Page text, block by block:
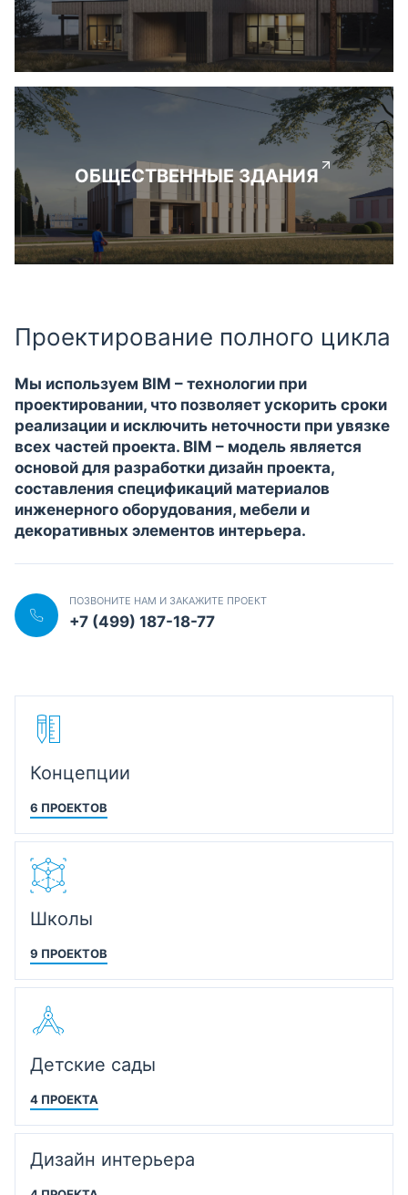
ОБЩЕСТВЕННЫЕ ЗДАНИЯ
Проектирование полного цикла
Мы используем BIM – технологии при
проектировании, что позволяет ускорить сроки
реализации и исключить неточности при увязке
всех частей проекта. BIM – модель является
основой для разработки дизайн проекта,
составления спецификаций материалов
инженерного оборудования, мебели и
декоративных элементов интерьера.
ПОЗВОНИТЕ НАМ И ЗАКАЖИТЕ ПРОЕКТ
+7 (499) 187-18-77
Концепции
6 ПРОЕКТОВ
Школы
9 ПРОЕКТОВ
Детские сады
4 ПРОЕКТА
Дизайн интерьера